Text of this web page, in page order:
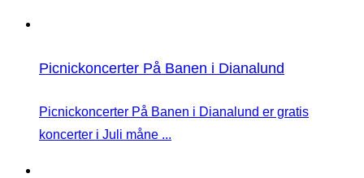
Picnickoncerter På Banen i Dianalund
Picnickoncerter På Banen i Dianalund er gratis
koncerter i Juli måne ...